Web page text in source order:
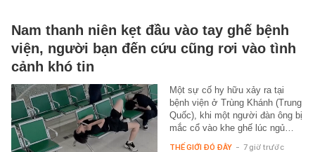
Nam thanh niên kẹt đầu vào tay ghế bệnh
viện, người bạn đến cứu cũng rơi vào tình
cảnh khó tin
Một sự cố hy hữu xảy ra tại
bệnh viện ở Trùng Khánh (Trung
Quốc), khi một người đàn ông bị
mắc cổ vào khe ghế lúc ngủ…
THẾ GIỚI ĐÓ ĐÂY - 7 giờ trước